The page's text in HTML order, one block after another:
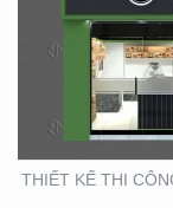
THIẾT KẾ THI
THIẾT KẾ
BẢNG
DỰNG LONG
– TP. THỦ